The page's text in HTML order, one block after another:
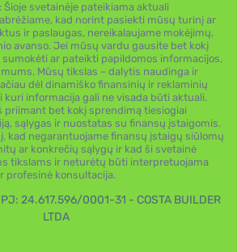
Šioje svetainėje pateikiama aktuali
kad norint pasiekti mūsų turinį ar
ir paslaugas, nereikalaujame mokėjimų,
avanso. Jei mūsų vardu gausite bet kokį
ar pateikti papildomos informacijos,
Mūsų tikslas – dalytis naudinga ir
dėl dinamiško finansinių ir reklaminių
kuri informacija gali ne visada būti aktuali.
priimant bet kokį sprendimą tiesiogiai
sąlygas ir nuostatas su finansų įstaigomis.
kad negarantuojame finansų įstaigų siūlomų
ar konkrečių sąlygų ir kad ši svetainė
tikslams ir neturėtų būti interpretuojama
profesinė konsultacija.
24.617.596/0001-31 - COSTA BUILDER
LTDA